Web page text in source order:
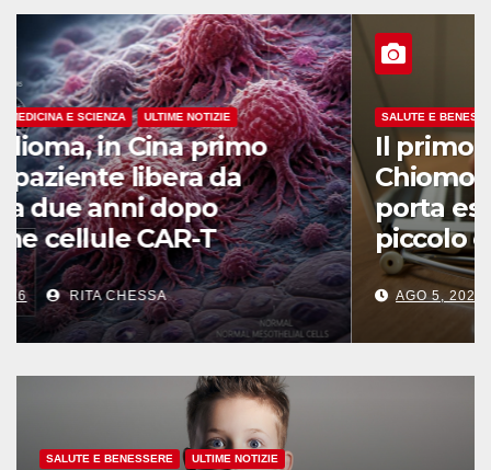
SALUTE E BENESSERE ULTIME NOTIZIE
Il primo ambulatorio leggero a
Chiomonte: la telemedicina
porta esami e specialisti in un
piccolo comune
AGO 5, 2026 REDAZIONE
SALUTE E BENESSERE ULTIME NOTIZIE